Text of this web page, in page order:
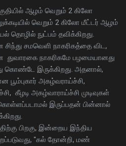
ஆழம் வெறும் 2 கிலோ
வெறும் 2 கிலோ மீட்டர் ஆழம்
தொழில் நுட்பம் தவிக்கிறது.
சமவெளி நாகரிகத்தை விட,
நாகரிகமே பழமையானது
கொண்டே இருக்கிறது. அதனால்,
அகழ்வராய்ச்சி,
கீழடி அகழ்வாராய்ச்சி முடிவுகள்
இருப்பதன் பின்னால்
இன்றைய இந்திய
"கல் தோன்றி, மண்